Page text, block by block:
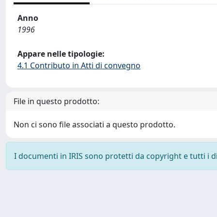
Anno
1996
Appare nelle tipologie:
4.1 Contributo in Atti di convegno
File in questo prodotto:
Non ci sono file associati a questo prodotto.
I documenti in IRIS sono protetti da copyright e tutti i